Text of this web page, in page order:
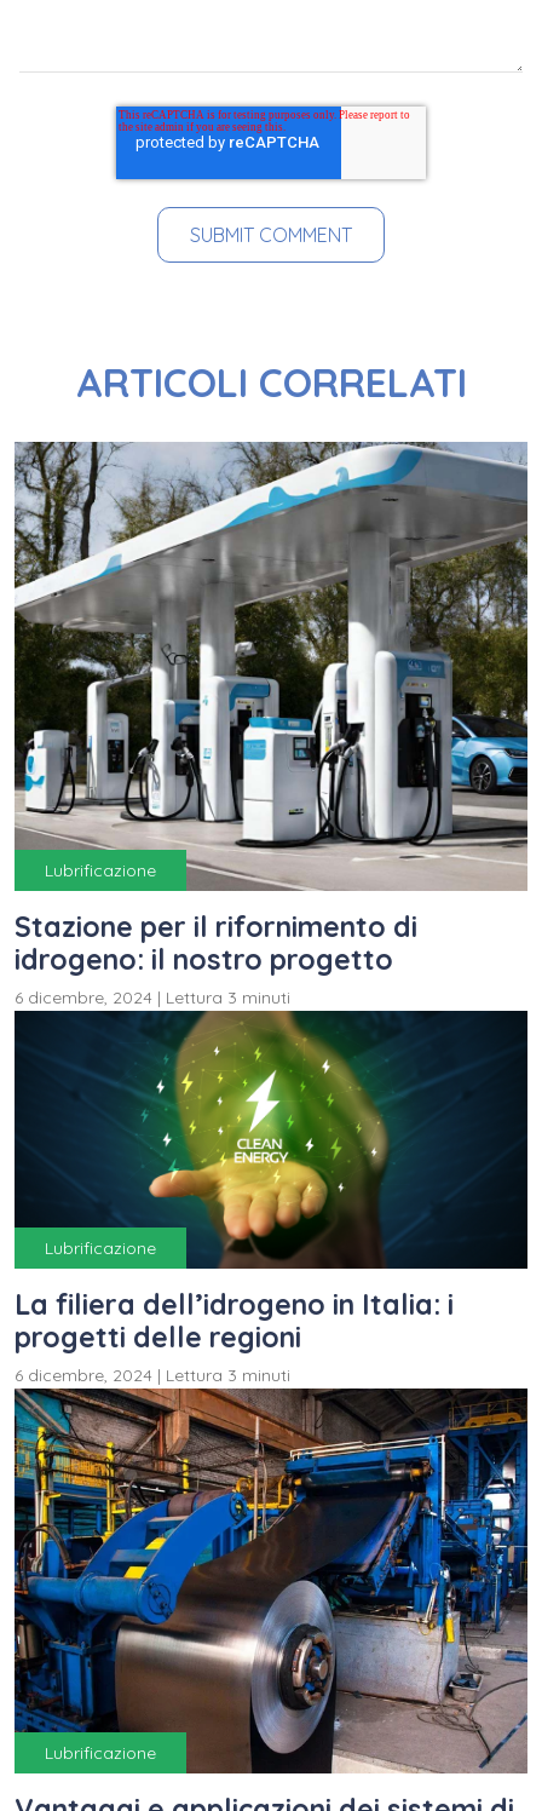
ARTICOLI CORRELATI
Lubrificazione
Stazione per il rifornimento di
idrogeno: il nostro progetto
6 dicembre, 2024 | Lettura 3 minuti
Lubrificazione
La filiera dell’idrogeno in Italia: i
progetti delle regioni
6 dicembre, 2024 | Lettura 3 minuti
Lubrificazione